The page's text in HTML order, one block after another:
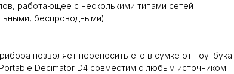
работающее с несколькими типами сетей
беспроводными)
позволяет переносить его в сумке от ноутбука.
Decimator D4 совместим с любым источником